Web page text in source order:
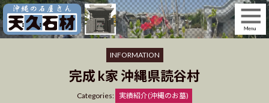
Skip
to
content
INFORMATION
完成 k家 沖縄県読谷村
Categories: Categories
実績紹介(沖縄のお墓)